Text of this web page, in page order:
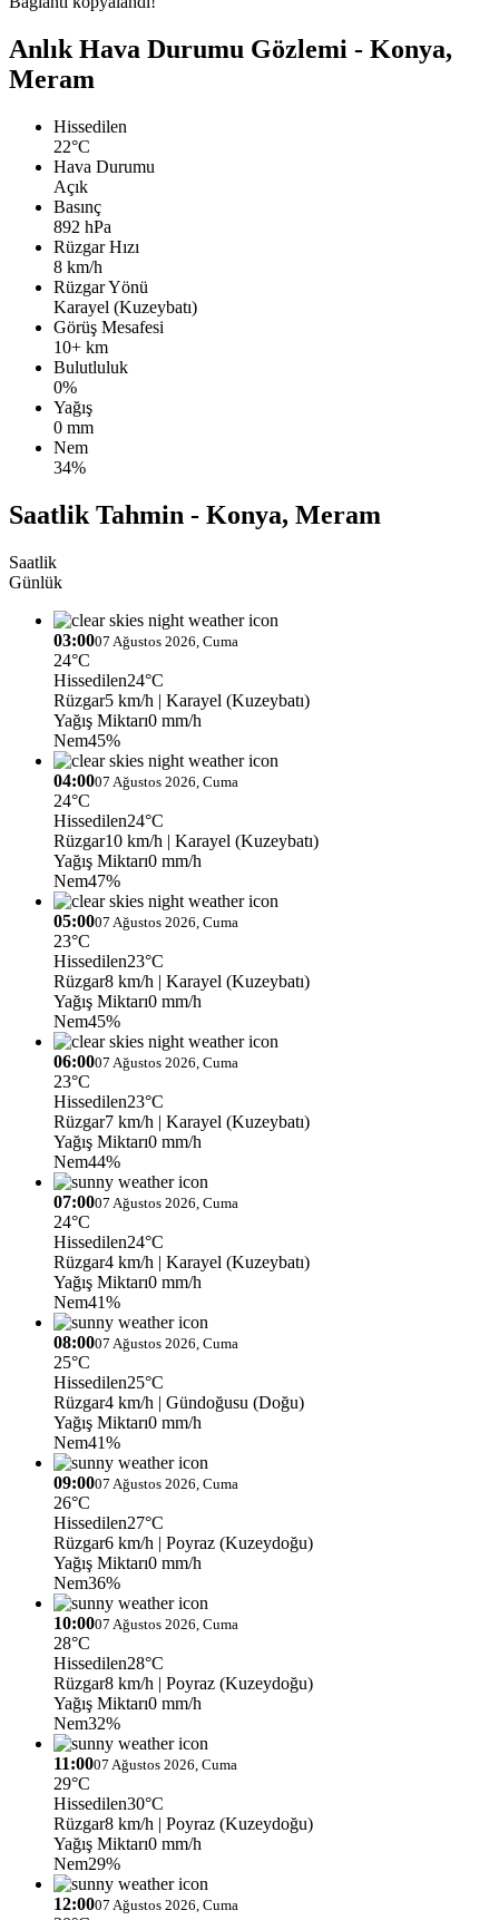
Anlık Hava Durumu Gözlemi - Konya,
Meram
Hissedilen
22°C
Hava Durumu
Açık
Basınç
892 hPa
Rüzgar Hızı
8 km/h
Rüzgar Yönü
Karayel (Kuzeybatı)
Görüş Mesafesi
10+ km
Bulutluluk
0%
Yağış
0 mm
Nem
34%
Saatlik Tahmin - Konya, Meram
Saatlik
Günlük
03:0007 Ağustos 2026, Cuma
24°C
Hissedilen24°C
Rüzgar5 km/h | Karayel (Kuzeybatı)
Yağış Miktarı0 mm/h
Nem45%
04:0007 Ağustos 2026, Cuma
24°C
Hissedilen24°C
Rüzgar10 km/h | Karayel (Kuzeybatı)
Yağış Miktarı0 mm/h
Nem47%
05:0007 Ağustos 2026, Cuma
23°C
Hissedilen23°C
Rüzgar8 km/h | Karayel (Kuzeybatı)
Yağış Miktarı0 mm/h
Nem45%
06:0007 Ağustos 2026, Cuma
23°C
Hissedilen23°C
Rüzgar7 km/h | Karayel (Kuzeybatı)
Yağış Miktarı0 mm/h
Nem44%
07:0007 Ağustos 2026, Cuma
24°C
Hissedilen24°C
Rüzgar4 km/h | Karayel (Kuzeybatı)
Yağış Miktarı0 mm/h
Nem41%
08:0007 Ağustos 2026, Cuma
25°C
Hissedilen25°C
Rüzgar4 km/h | Gündoğusu (Doğu)
Yağış Miktarı0 mm/h
Nem41%
09:0007 Ağustos 2026, Cuma
26°C
Hissedilen27°C
Rüzgar6 km/h | Poyraz (Kuzeydoğu)
Yağış Miktarı0 mm/h
Nem36%
10:0007 Ağustos 2026, Cuma
28°C
Hissedilen28°C
Rüzgar8 km/h | Poyraz (Kuzeydoğu)
Yağış Miktarı0 mm/h
Nem32%
11:0007 Ağustos 2026, Cuma
29°C
Hissedilen30°C
Rüzgar8 km/h | Poyraz (Kuzeydoğu)
Yağış Miktarı0 mm/h
Nem29%
12:0007 Ağustos 2026, Cuma